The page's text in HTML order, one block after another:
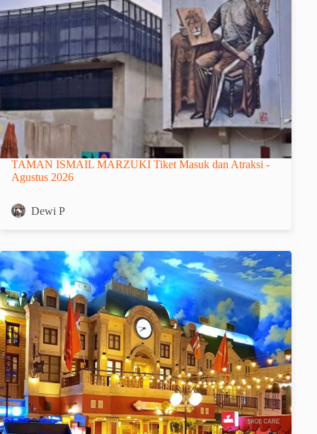
TAMAN ISMAIL MARZUKI Tiket Masuk dan Atraksi -
Agustus 2026
Dewi P